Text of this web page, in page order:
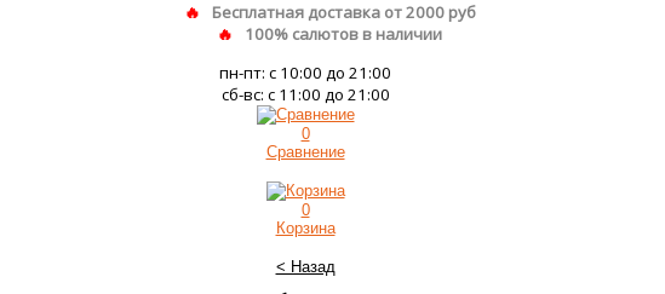
Бесплатная доставка от 2000 руб
100% салютов в наличии
пн-пт: с 10:00 до 21:00
сб-вс: с 11:00 до 21:00
0
Сравнение
0
Корзина
< Назад